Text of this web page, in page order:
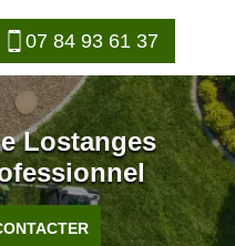
07 84 93 61 37
Lostanges